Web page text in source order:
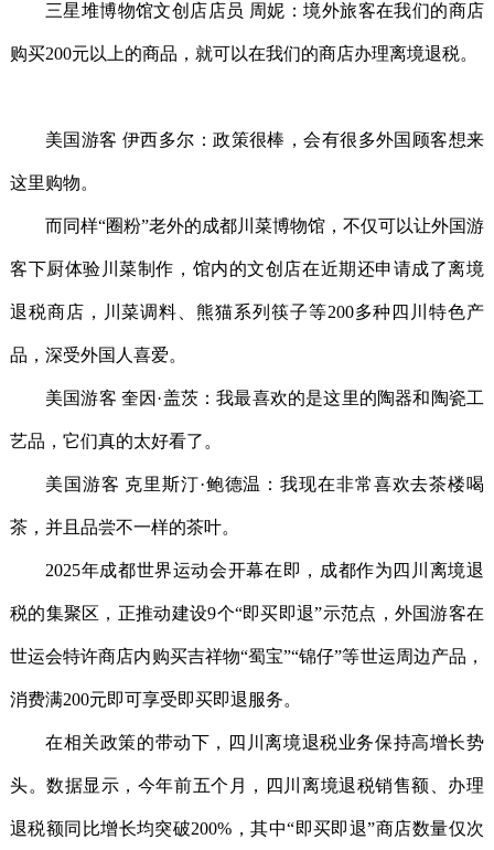
三星堆博物馆文创店店员 周妮：境外旅客在我们的商店
购买200元以上的商品，就可以在我们的商店办理离境退税。
美国游客 伊西多尔：政策很棒，会有很多外国顾客想来
这里购物。
而同样“圈粉”老外的成都川菜博物馆，不仅可以让外国游
客下厨体验川菜制作，馆内的文创店在近期还申请成了离境
退税商店，川菜调料、熊猫系列筷子等200多种四川特色产
品，深受外国人喜爱。
美国游客 奎因·盖茨：我最喜欢的是这里的陶器和陶瓷工
艺品，它们真的太好看了。
美国游客 克里斯汀·鲍德温：我现在非常喜欢去茶楼喝
茶，并且品尝不一样的茶叶。
2025年成都世界运动会开幕在即，成都作为四川离境退
税的集聚区，正推动建设9个“即买即退”示范点，外国游客在
世运会特许商店内购买吉祥物“蜀宝”“锦仔”等世运周边产品，
消费满200元即可享受即买即退服务。
在相关政策的带动下，四川离境退税业务保持高增长势
头。数据显示，今年前五个月，四川离境退税销售额、办理
退税额同比增长均突破200%，其中“即买即退”商店数量仅次